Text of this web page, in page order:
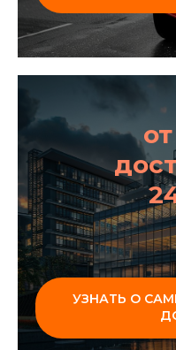
УЗНАТЬ О